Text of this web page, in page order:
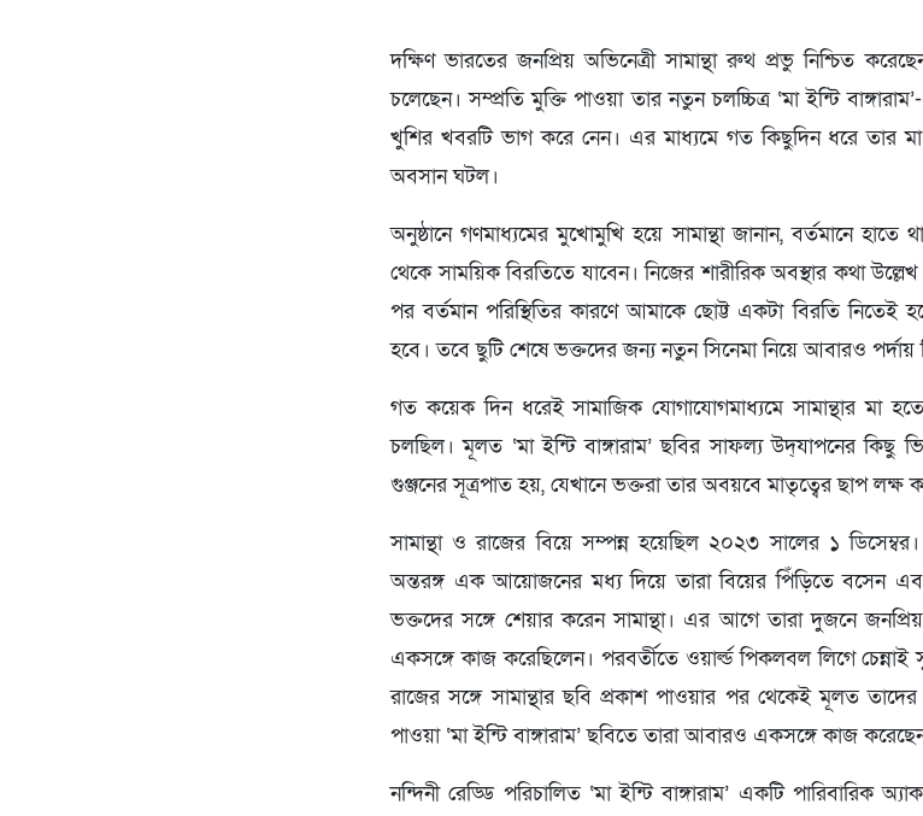
দক্ষিণ ভারতের জনপ্রিয় অভিনেত্রী সামান্থা রুথ প্রভু নিশ্চিত
চলেছেন। সম্প্রতি মুক্তি পাওয়া তার নতুন চলচ্চিত্র ‌‘মা ইন্টি
খুশির খবরটি ভাগ করে নেন। এর মাধ্যমে গত কিছুদিন ধরে তার
অবসান ঘটল।
অনুষ্ঠানে গণমাধ্যমের মুখোমুখি হয়ে সামান্থা জানান, বর্তমানে
থেকে সাময়িক বিরতিতে যাবেন। নিজের শারীরিক অবস্থার কথা উল্লেখ
পর বর্তমান পরিস্থিতির কারণে আমাকে ছোট্ট একটা বিরতি নিতেই
হবে। তবে ছুটি শেষে ভক্তদের জন্য নতুন সিনেমা নিয়ে আবারও পর্দায়
গত কয়েক দিন ধরেই সামাজিক যোগাযোগমাধ্যমে সামান্থার মা
চলছিল। মূলত ‘মা ইন্টি বাঙ্গারাম’ ছবির সাফল্য উদ্‌যাপনের
গুঞ্জনের সূত্রপাত হয়, যেখানে ভক্তরা তার অবয়বে মাতৃত্বের ছাপ লক্ষ
সামান্থা ও রাজের বিয়ে সম্পন্ন হয়েছিল ২০২৩ সালের ১
অন্তরঙ্গ এক আয়োজনের মধ্য দিয়ে তারা বিয়ের পিঁড়িতে বসেন
ভক্তদের সঙ্গে শেয়ার করেন সামান্থা। এর আগে তারা দুজনে
একসঙ্গে কাজ করেছিলেন। পরবর্তীতে ওয়ার্ল্ড পিকলবল লিগে
রাজের সঙ্গে সামান্থার ছবি প্রকাশ পাওয়ার পর থেকেই মূলত
পাওয়া ‘মা ইন্টি বাঙ্গারাম’ ছবিতে তারা আবারও একসঙ্গে কাজ
নন্দিনী রেড্ডি পরিচালিত ‘মা ইন্টি বাঙ্গারাম’ একটি পারিবারিক